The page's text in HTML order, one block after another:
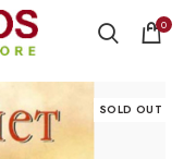
0
SOLD OUT